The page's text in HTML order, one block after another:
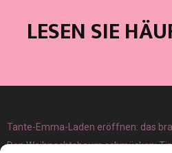
LESEN SIE
Tante-Emma-Laden eröffnen: das
Den Weihnachtsbaum schmücken: